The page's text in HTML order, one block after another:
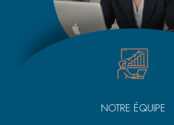
NOTRE ÉQUIPE